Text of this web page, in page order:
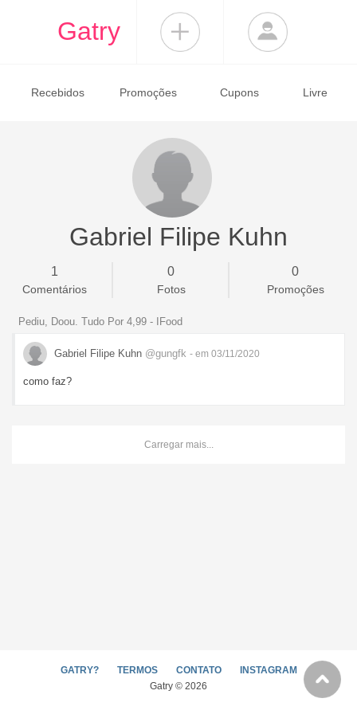
Gatry
Recebidos Promoções Cupons Livre
Gabriel Filipe Kuhn
1
Comentários
0
Fotos
0
Promoções
Pediu, Doou. Tudo Por 4,99 - IFood
Gabriel Filipe Kuhn @gungfk - em 03/11/2020
como faz?
Carregar mais...
GATRY? TERMOS CONTATO
INSTAGRAM
Gatry © 2026